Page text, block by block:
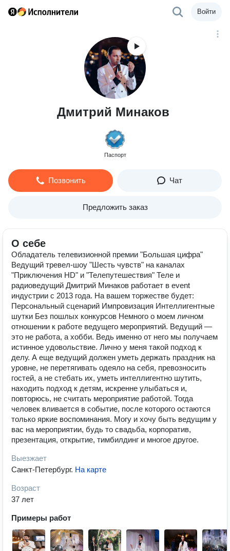
Войти
Дмитрий Минаков
Паспорт
Позвонить Чат
Предложить заказ
О себе
Обладатель телевизионной премии "Большая цифра"
Ведущий тревел-шоу "Шесть чувств" на каналах
"Приключения HD" и "Телепутешествия" Теле и
радиоведущий Дмитрий Минаков работает в event
индустрии с 2013 года. На вашем торжестве будет:
Персональный сценарий Импровизация Интеллигентные
шутки Без пошлых конкурсов Немного о моем личном
отношении к работе ведущего мероприятий. Ведущий —
это не работа, а хобби. Ведь именно от него мы получаем
истинное удовольствие. Лично у меня такой подход к
делу. А еще ведущий должен уметь держать праздник на
уровне, не перетягивать одеяло на себя, превозносить
гостей, а не стебать их, уметь интеллигентно шутить,
находить подход к детям, искренне улыбаться и,
повторюсь, не считать мероприятие работой. Тогда
человек вливается в событие, после которого остаются
только яркие воспоминания. Могу и хочу быть ведущим у
вас на мероприятии, будь то свадьба, корпоратив,
презентация, открытие, тимбилдинг и многое другое.
Выезжает
Санкт-Петербург. На карте
Возраст
37 лет
Примеры работ